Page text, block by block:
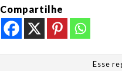
Compartilhe
Esse